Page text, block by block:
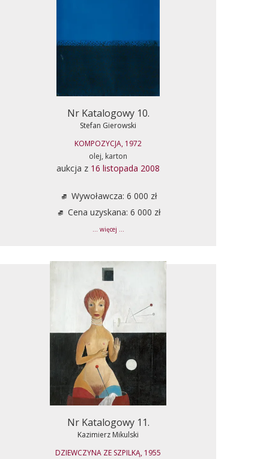
Nr Katalogowy 10.
Stefan Gierowski
KOMPOZYCJA, 1972
olej, karton
aukcja z 16 listopada 2008
Wywoławcza: 6 000 zł
Cena uzyskana: 6 000 zł
... więcej ...
Nr Katalogowy 11.
Kazimierz Mikulski
DZIEWCZYNA ZE SZPILKĄ, 1955